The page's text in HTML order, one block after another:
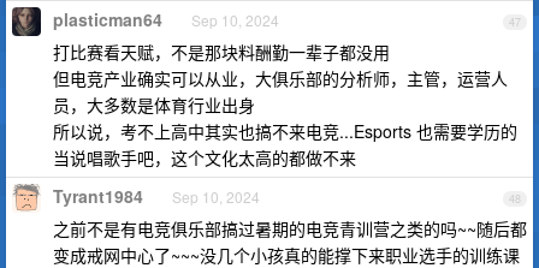
47
plasticman64 Sep 10, 2024
打比赛看天赋，不是那块料酬勤一辈子都没用
但电竞产业确实可以从业，大俱乐部的分析师，主管，运营人
员，大多数是体育行业出身
所以说，考不上高中其实也搞不来电竞...Esports 也需要学历的
当说唱歌手吧，这个文化太高的都做不来
48
Tyrant1984 Sep 10, 2024
之前不是有电竞俱乐部搞过暑期的电竞青训营之类的吗~~随后都
变成戒网中心了~~~没几个小孩真的能撑下来职业选手的训练课